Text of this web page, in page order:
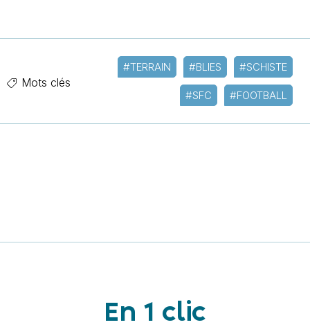
Mots clés
#TERRAIN #BLIES #SCHISTE
#SFC #FOOTBALL
En 1 clic